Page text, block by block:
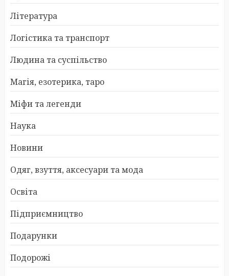
Література
Логістика та транспорт
Людина та суспільство
Магія, езотерика, таро
Міфи та легенди
Наука
Новини
Одяг, взуття, аксесуари та мода
Освіта
Підприємництво
Подарунки
Подорожі